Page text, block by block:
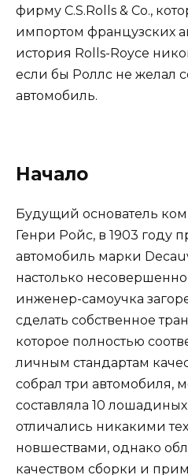
фирму C.S.Rolls & Co.,
импортом французских
история Rolls-Royce
если бы Роллс не желал
автомобиль.
Начало
Будущий основатель
Генри Ройс, в 1903 году
автомобиль марки
настолько
инженер-самоучка
сделать собственное
которое полностью
личным стандартам
собрал три автомобиля,
составляла 10
отличались никакими
новшествами, однако
качеством сборки и